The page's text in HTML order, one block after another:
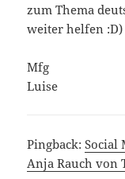
zum Thema
weiter helfen :D)
Mfg
Luise
Pingback:Social
Anja Rauch von